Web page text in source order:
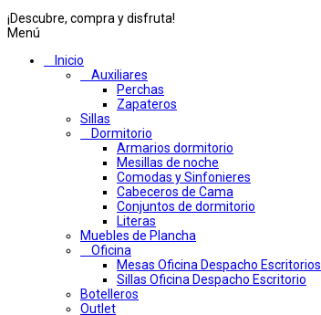
¡Descubre, compra y disfruta!
Menú
Inicio
Auxiliares
Perchas
Zapateros
Sillas
Dormitorio
Armarios dormitorio
Mesillas de noche
Comodas y Sinfonieres
Cabeceros de Cama
Conjuntos de dormitorio
Literas
Muebles de Plancha
Oficina
Mesas Oficina Despacho Escritorios
Sillas Oficina Despacho Escritorio
Botelleros
Outlet